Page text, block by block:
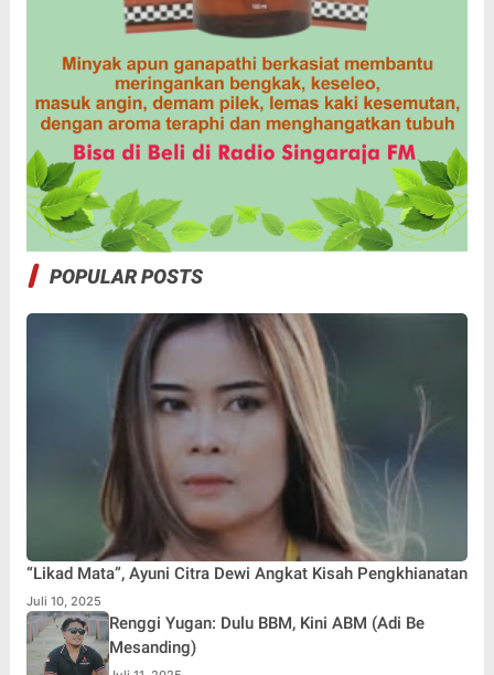
POPULAR POSTS
“Likad Mata”, Ayuni Citra Dewi Angkat Kisah Pengkhianatan
Juli 10, 2025
Renggi Yugan: Dulu BBM, Kini ABM (Adi Be
Mesanding)